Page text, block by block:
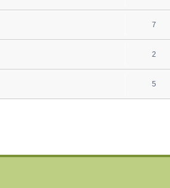
7
2
5